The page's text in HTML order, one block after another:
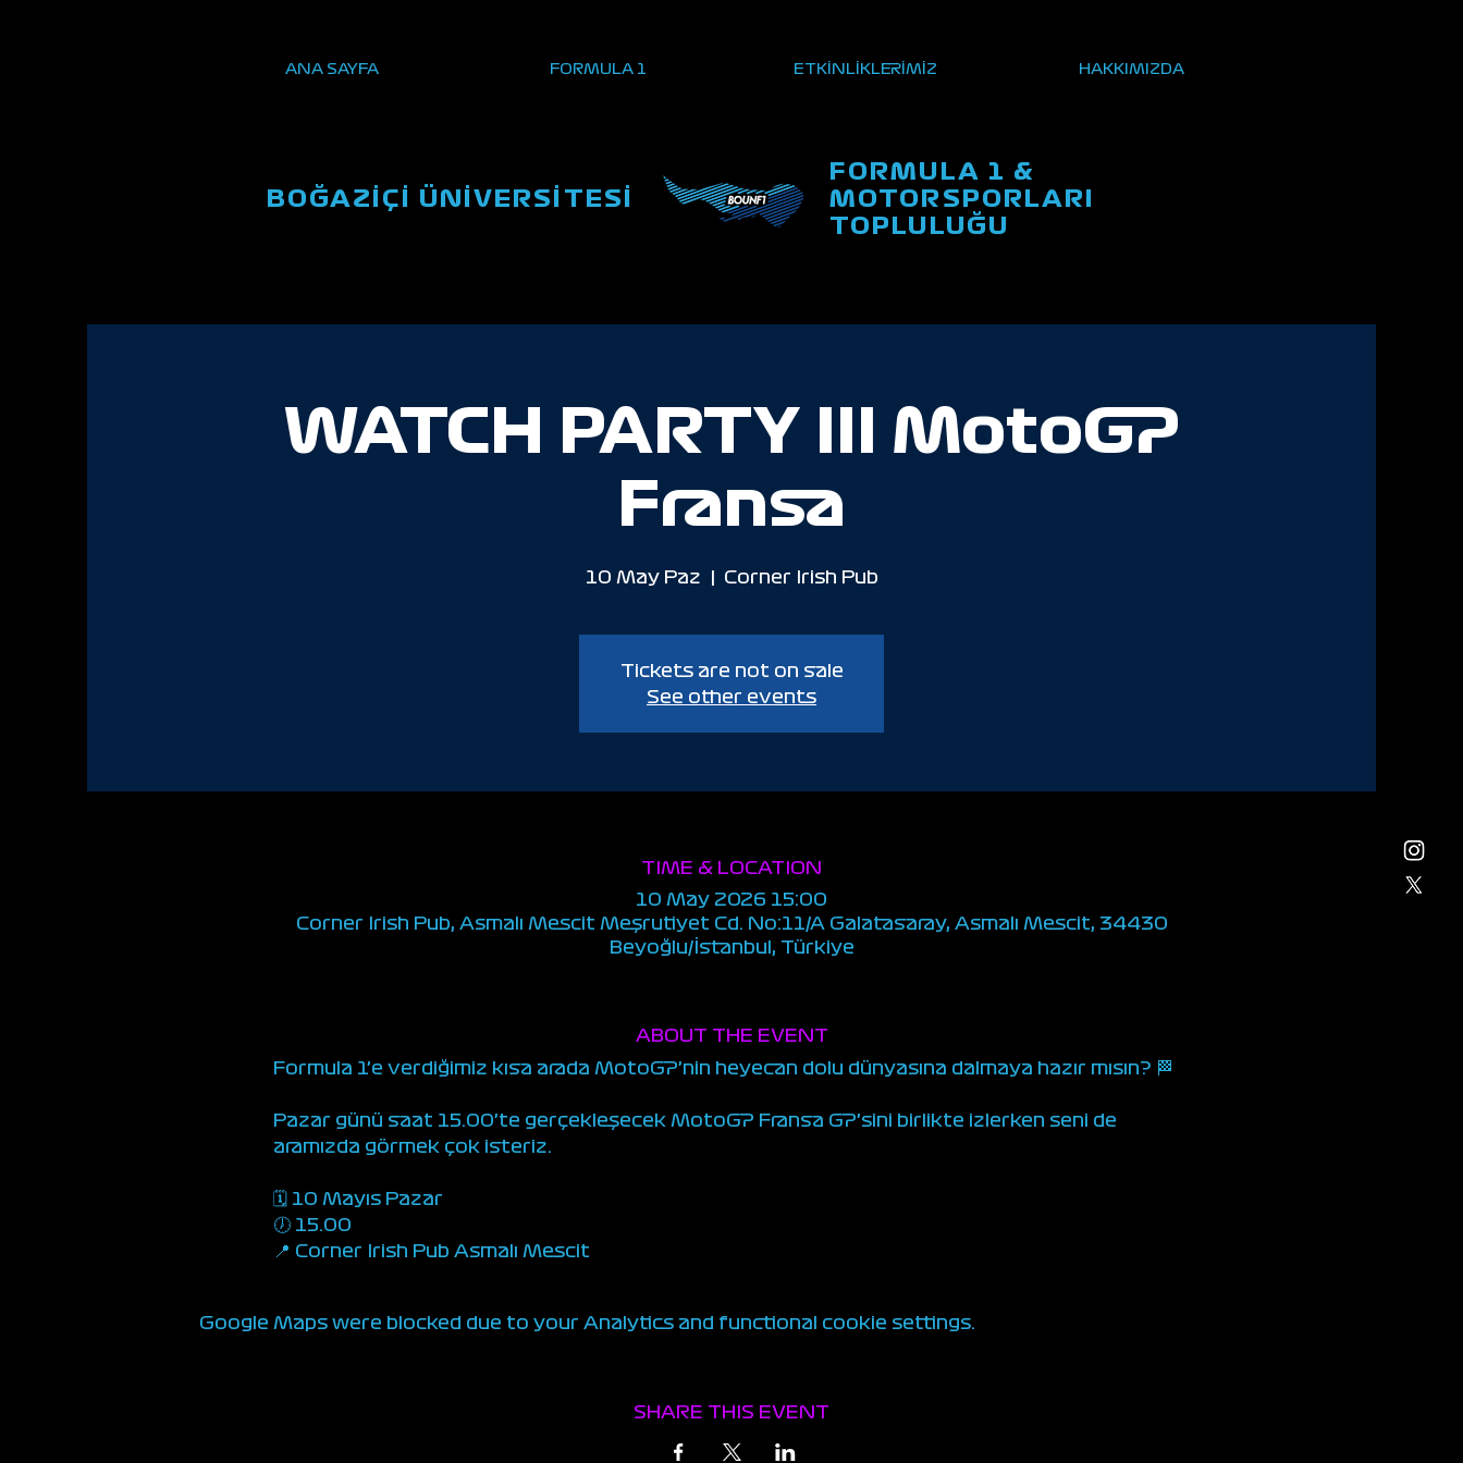
ANA SAYFA FORMULA 1 ETKİNLİKLERİMİZ HAKKIMIZDA
BOĞAZİÇİ ÜNİVERSİTESİ
FORMULA 1 &
MOTORSPORLARI
TOPLULUĞU
WATCH PARTY III MotoGP
Fransa
10 May Paz Corner Irish Pub
Tickets are not on sale
See other events
TIME & LOCATION
10 May 2026 15:00
Corner Irish Pub, Asmalı Mescit Meşrutiyet Cd. No:11/A Galatasaray, Asmalı Mescit, 34430
Beyoğlu/İstanbul, Türkiye
ABOUT THE EVENT
Formula 1’e verdiğimiz kısa arada MotoGP’nin heyecan dolu dünyasına dalmaya hazır mısın? 🏁
Pazar günü saat 15.00’te gerçekleşecek MotoGP Fransa GP’sini birlikte izlerken seni de
aramızda görmek çok isteriz.
🗓️ 10 Mayıs Pazar
🕖 15.00
📍 Corner Irish Pub Asmalı Mescit
Google Maps were blocked due to your Analytics and functional cookie settings.
SHARE THIS EVENT